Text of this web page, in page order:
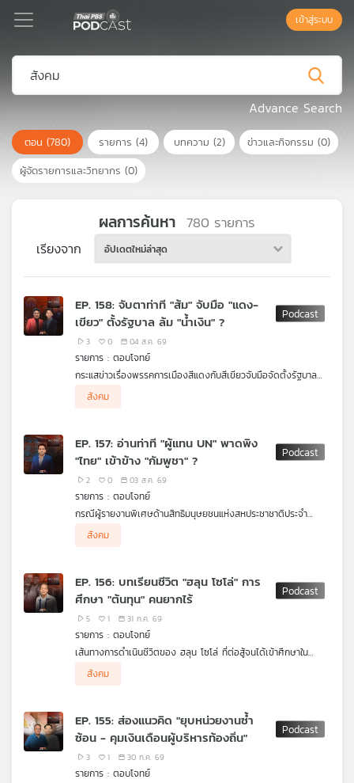
Podcast
เพล
ย์
ลิ
เพล
สต์
บทความ
กิจกรรม
เครือ
ข่าย
เข้าสู่ระบบ
Advance Search
ตอน (780) รายการ (4) บทความ (2) ข่าวและกิจกรรม (0)
ผู้จัดรายการและวิทยากร (0)
ผลการค้นหา 780 รายการ
เรียงจาก อัปเดตใหม่ล่าสุด
EP. 158: จับตาท่าที "ส้ม" จับมือ "แดง-
เขียว" ตั้งรัฐบาล ล้ม "น้ำเงิน" ?
3 0 04 ส.ค. 69
รายการ : ตอบโจทย์
กระแสข่าวเรื่องพรรคการเมืองสีแดงกับสีเขียวจับมือจัดตั้งรัฐบาล
ท่าทีของพรรคการเมืองสีส้มต่อพรรคการเมืองสีน้ำเงิน และความเป็น
ไปได้ในทางการเมืองของการสลับขั้ว
ผู้ร่วมรายการ
เทพไท เสนพงศ์ อดีตสมาชิกสภาผู้แทนราษฎร
สังคม
EP. 157: อ่านท่าที "ผู้แทน UN" พาดพิง
"ไทย" เข้าข้าง "กัมพูชา" ?
2 0 03 ส.ค. 69
รายการ : ตอบโจทย์
กรณีผู้รายงานพิเศษด้านสิทธิมนุษยชนแห่งสหประชาชาติประจำ
กัมพูชากล่าวพาดพิงไทยเกี่ยวกับสถานการณ์ตามแนวชายแดน และ
แนวทางการตอบโต้ของไทยต่อข้อมูลที่คลาดเคลื่อนและไม่เป็นธรรม
ผู้ร่วมรายการ
รศ. ดร.ดุลยภาค ปรีชารัชช โครงการเอเชียตะวันออกเฉียง
สังคม
EP. 156: บทเรียนชีวิต "ฮลุน โซโล่" การ
ศึกษา "ต้นทุน" คนยากไร้
5 1 31 ก.ค. 69
รายการ : ตอบโจทย์
เส้นทางการดำเนินชีวิตของ ฮลุน โซโล่ ที่ต่อสู้จนได้เข้าศึกษาใน
มหาวิทยาลัยชั้นนำ ถอดบทเรียนการศึกษาของไทยในการให้โอกาสกับ
ผู้ยากไร้ และปัญหาความเหลื่อมล้ำทางด้านการศึกษา
ผู้ร่วมรายการ
ศ. ดร.สมพงษ์ จิตระดับ กรรมการบริหารกองทุนเพื่อความ
สังคม
EP. 155: ส่องแนวคิด "ยุบหน่วยงานซ้ำ
ซ้อน - คุมเงินเดือนผู้บริหารท้องถิ่น"
3 1 30 ก.ค. 69
รายการ : ตอบโจทย์